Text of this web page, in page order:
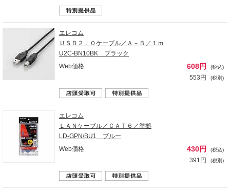
エレコム
ＵＳＢ２．０ケーブル／Ａ－Ｂ／１ｍ
U2C-BN10BK ブラック
Web価格
608円 (税込)
553円 (税別)
エレコム
ＬＡＮケーブル／ＣＡＴ６／準拠
LD-GPN/BU1 ブルー
Web価格
430円 (税込)
391円 (税別)